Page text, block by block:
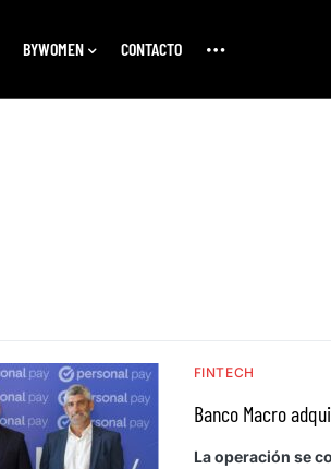
BYWOMEN CONTACTO
FINTECH
Banco Macro
La operación se